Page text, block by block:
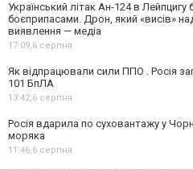
Український літак Ан-124 в
боєприпасами. Дрон, який «висів»
виявлення — медіа
17:09,6 серпня
Як відпрацювали сили ППО . Росія
101 БпЛА
13:42,6 серпня
Росія вдарила по суховантажу у
моряка
11:46,6 серпня